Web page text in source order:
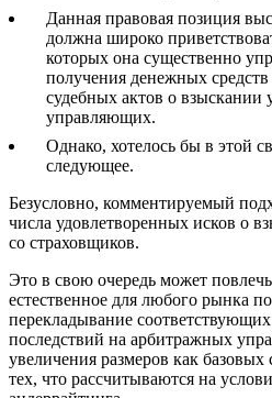
Данная правовая позиция
должна широко
которых она существенно
получения денежных средств
судебных актов о взыскании
управляющих.
Однако, хотелось бы в этой
следующее.
Безусловно, комментируемый
числа удовлетворенных исков о
со страховщиков.
Это в свою очередь может
естественное для любого рынка
перекладывание
последствий на арбитражных
увеличения размеров как
тех, что рассчитываются на